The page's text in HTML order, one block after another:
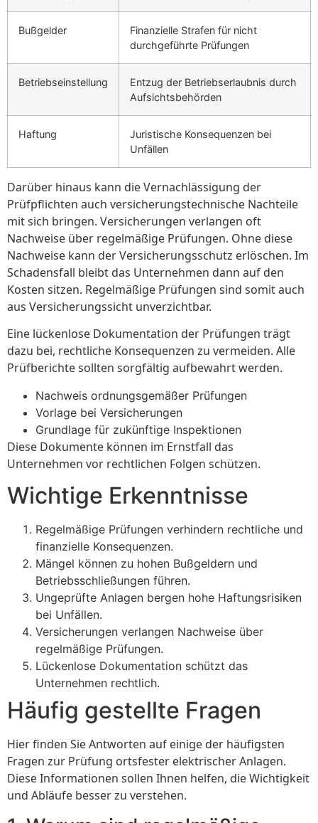
Bußgelder
Finanzielle Strafen für nicht
durchgeführte Prüfungen
Betriebseinstellung
Entzug der Betriebserlaubnis durch
Aufsichtsbehörden
Haftung
Juristische Konsequenzen bei
Unfällen
Darüber hinaus kann die Vernachlässigung der
Prüfpflichten auch versicherungstechnische Nachteile
mit sich bringen. Versicherungen verlangen oft
Nachweise über regelmäßige Prüfungen. Ohne diese
Nachweise kann der Versicherungsschutz erlöschen. Im
Schadensfall bleibt das Unternehmen dann auf den
Kosten sitzen. Regelmäßige Prüfungen sind somit auch
aus Versicherungssicht unverzichtbar.
Eine lückenlose Dokumentation der Prüfungen trägt
dazu bei, rechtliche Konsequenzen zu vermeiden. Alle
Prüfberichte sollten sorgfältig aufbewahrt werden.
Nachweis ordnungsgemäßer Prüfungen
Vorlage bei Versicherungen
Grundlage für zukünftige Inspektionen
Diese Dokumente können im Ernstfall das
Unternehmen vor rechtlichen Folgen schützen.
Wichtige Erkenntnisse
Regelmäßige Prüfungen verhindern rechtliche und
finanzielle Konsequenzen.
Mängel können zu hohen Bußgeldern und
Betriebsschließungen führen.
Ungeprüfte Anlagen bergen hohe Haftungsrisiken
bei Unfällen.
Versicherungen verlangen Nachweise über
regelmäßige Prüfungen.
Lückenlose Dokumentation schützt das
Unternehmen rechtlich.
Häufig gestellte Fragen
Hier finden Sie Antworten auf einige der häufigsten
Fragen zur Prüfung ortsfester elektrischer Anlagen.
Diese Informationen sollen Ihnen helfen, die Wichtigkeit
und Abläufe besser zu verstehen.